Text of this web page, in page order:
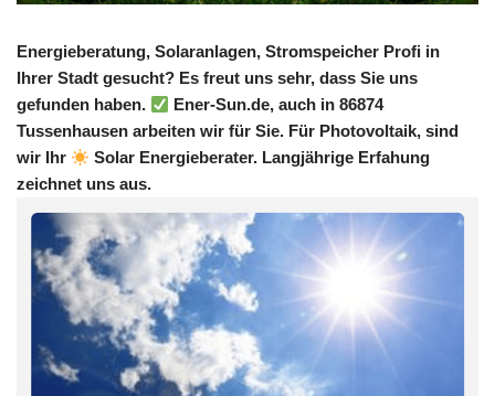
Energieberatung, Solaranlagen, Stromspeicher Profi in
Ihrer Stadt gesucht? Es freut uns sehr, dass Sie uns
gefunden haben.
Ener-Sun.de, auch in 86874
Tussenhausen arbeiten wir für Sie. Für Photovoltaik, sind
wir Ihr
Solar Energieberater. Langjährige Erfahung
zeichnet uns aus.